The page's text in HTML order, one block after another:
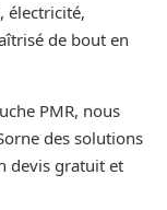
électricité,
de bout en
PMR, nous
des solutions
devis gratuit et